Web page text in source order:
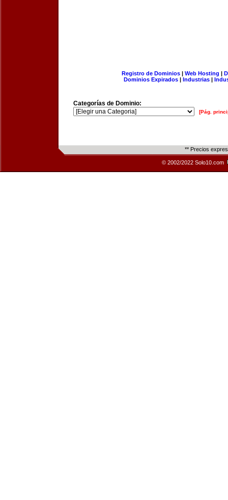
Registro de Dominios| Web Hosting |
Dominios Expirados | Industrias |
Categorías de Dominio:
[Pág.
** Precios
© 2002/2022 Solo10.com